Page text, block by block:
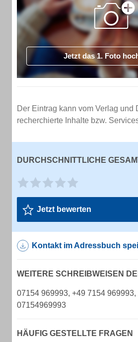
Jetzt das 1. Foto
Der Eintrag kann vom Verlag und
recherchierte Inhalte bzw.
DURCHSCHNITTLICHE
Jetzt bewerten
Kontakt im Adressbuch
WEITERE SCHREIBWEISEN
07154 969993, +49 7154
07154969993
HÄUFIG GESTELLTE FRAGEN